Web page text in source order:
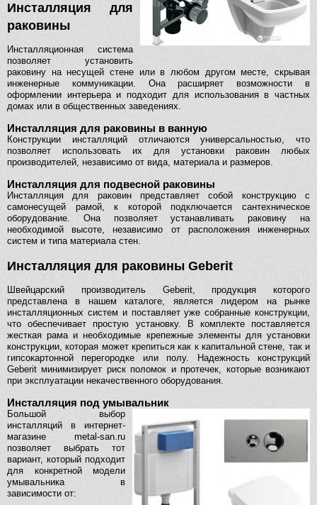
Инсталляция для
раковины
Инсталляционная система
позволяет установить
раковину на несущей стене или в любом другом месте, скрывая
инженерные коммуникации. Она расширяет возможности в
оформлении интерьера и подходит для использования в частных
домах или в общественных заведениях.
Инсталляция для раковины в ванную
Конструкции инсталляций отличаются универсальностью, что
позволяет использовать их для установки раковин любых
производителей, независимо от вида, материала и размеров.
Инсталляция для подвесной раковины
Инсталляция для раковин представляет собой конструкцию с
самонесущей рамой, к которой подключается сантехническое
оборудование. Она позволяет устанавливать раковину на
необходимой высоте, независимо от расположения инженерных
систем и типа материала стен.
Инсталляция для раковины Geberit
Швейцарский производитель Geberit, продукция которого
представлена в нашем каталоге, является лидером на рынке
инсталляционных систем и поставляет уже собранные конструкции,
что обеспечивает простую установку. В комплекте поставляется
жесткая рама и необходимые крепежные элементы для установки
конструкции, которая может крепиться как к капитальной стене, так и
гипсокартонной перегородке или полу. Надежность конструкций
Geberit минимизирует риск поломок и протечек, которые возникают
при эксплуатации некачественного оборудования.
Инсталляция под умывальник
Большой выбор
инсталляций в интернет-
магазине metal-san.ru
позволяет выбрать тот
вариант, который подходит
для конкретной модели
умывальника в
зависимости от: